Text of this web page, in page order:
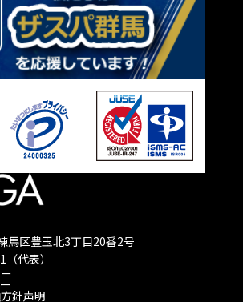
馬区豊玉北3丁目20番2号
（代表）
針声明